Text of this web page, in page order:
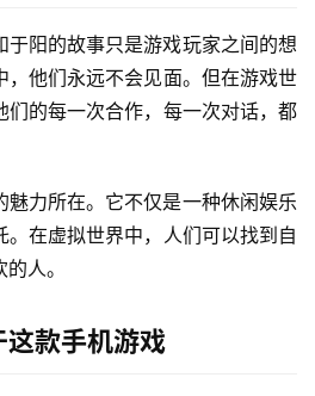
于阳的故事只是游戏玩家之间的想
，他们永远不会见面。但在游戏世
们的每一次合作，每一次对话，都
魅力所在。它不仅是一种休闲娱乐
。在虚拟世界中，人们可以找到自
人。
款手机游戏